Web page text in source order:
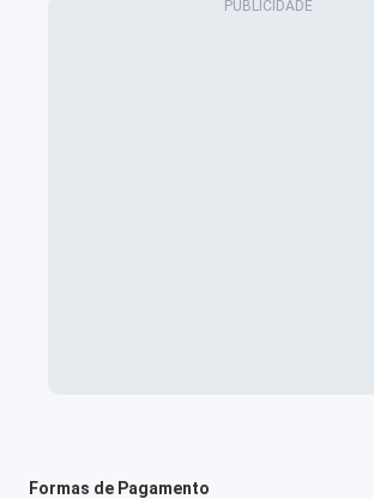
Formas de Pagamento